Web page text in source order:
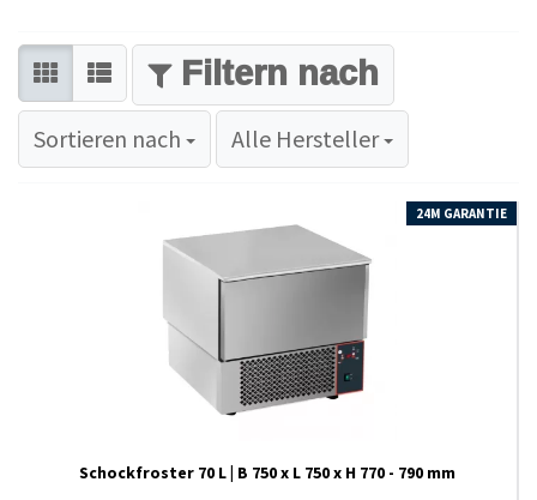
Sortieren nach
Sortieren nach Alle Hersteller
24M GARANTIE
Schockfroster 70 L | B 750 x L 750 x H 770 - 790 mm